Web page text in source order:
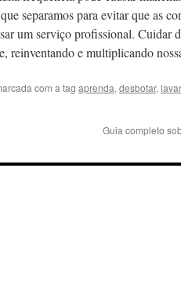
separamos para evitar que as
um serviço profissional. Cuidar
reinventando e multiplicando
com a tag aprenda, desbotar, lavar
Guia completo